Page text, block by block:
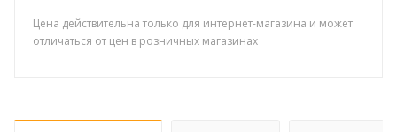
Цена действительна только для интернет-магазина и может
отличаться от цен в розничных магазинах